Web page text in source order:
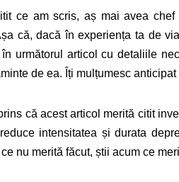
ce am scris, aș mai avea
că, dacă în experiența ta de
următorul articol cu detaliile
de ea. Îți mulțumesc
că acest articol merită citit
intensitatea și durata
nu merită făcut, știi acum ce